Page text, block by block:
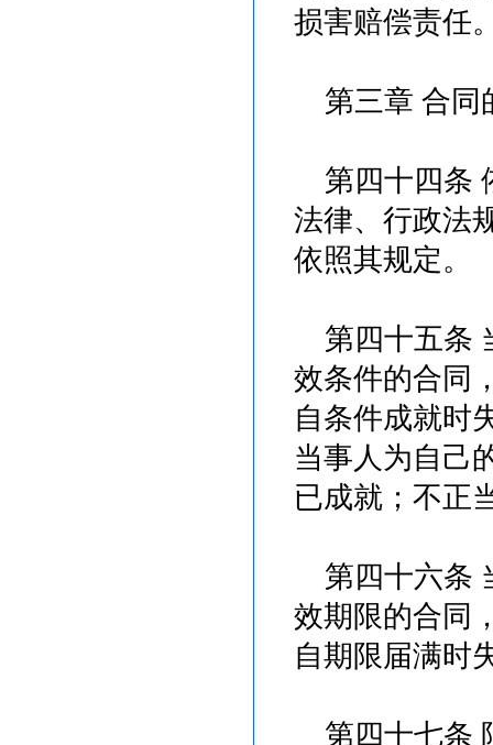
损害赔偿责任
第三章 合同
第四十四条
法律、行政法
依照其规定。
第四十五条
效条件的合同
自条件成就时
当事人为自己
已成就；不正
第四十六条
效期限的合同
自期限届满时
第四十七条